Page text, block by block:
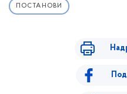
ПОСТАНОВИ